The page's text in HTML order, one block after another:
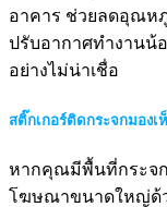
อาคาร ช่วยลดอุณห
ปรับอากาศทำงานน้
อย่างไม่น่าเชื่อ
สติ๊กเกอร์ติดกระจกมองเ
หากคุณมีพื้นที่กระจก
โฆษณาขนาดใหญ่ด้